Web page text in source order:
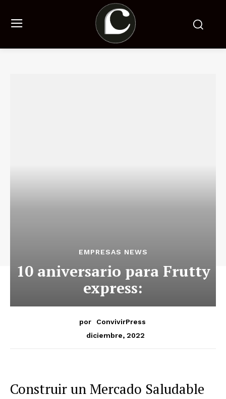
EMPRESAS NEWS
10 aniversario para Frutty
express:
por
ConvivirPress
diciembre, 2022
Construir un Mercado Saludable